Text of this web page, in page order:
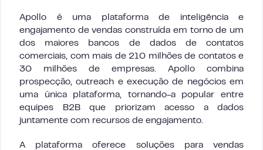
Apollo é uma plataforma de inteligência e
engajamento de vendas construída em torno de um
dos maiores bancos de dados de contatos
comerciais, com mais de 210 milhões de contatos e
30 milhões de empresas. Apollo combina
prospecção, outreach e execução de negócios em
uma única plataforma, tornando-a popular entre
equipes B2B que priorizam acesso a dados
juntamente com recursos de engajamento.
A plataforma oferece soluções para vendas